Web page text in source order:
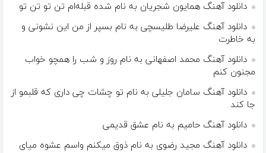
دانلود آهنگ همایون شجریان به نام شده قبله‌ام تن تو تن تو
دانلود آهنگ علیرضا طلیسچی به نام بسپر از من این نشونی و
به خاطرت
دانلود آهنگ محمد اصفهانی به نام روز و شب را همچو خواب
مجنون کنم
دانلود آهنگ سامان جلیلی به نام تو چشات چی داری که قلبمو از
جا کند
دانلود آهنگ حامیم به نام عشق قدیمی
دانلود آهنگ مجید رضوی به نام ذوق میکنم واسم عشوه میای